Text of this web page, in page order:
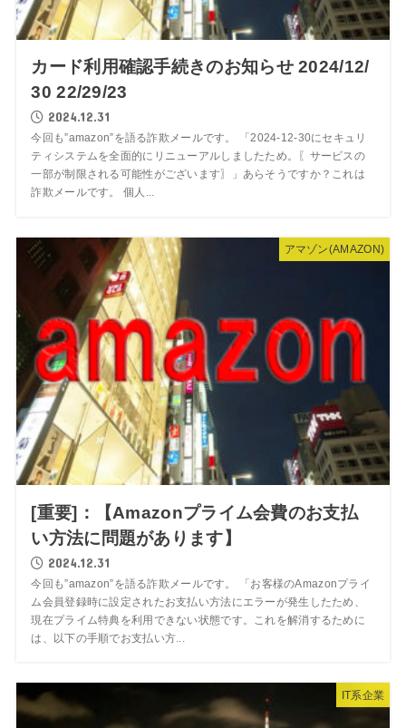
カード利用確認手続きのお知らせ 2024/12/
30 22/29/23
2024.12.31
今回も”amazon”を語る詐欺メールです。 「2024-12-30にセキュリ
ティシステムを全面的にリニューアルしましたため。〖サービスの
一部が制限される可能性がございます〗」あらそうですか？これは
詐欺メールです。 個人...
アマゾン(AMAZON)
[重要]：【Amazonプライム会費のお支払
い方法に問題があります】
2024.12.31
今回も”amazon”を語る詐欺メールです。 「お客様のAmazonプライ
ム会員登録時に設定されたお支払い方法にエラーが発生したため、
現在プライム特典を利用できない状態です。これを解消するために
は、以下の手順でお支払い方...
IT系企業